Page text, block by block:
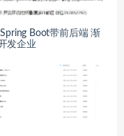
Boot带前后端 渐
发企业